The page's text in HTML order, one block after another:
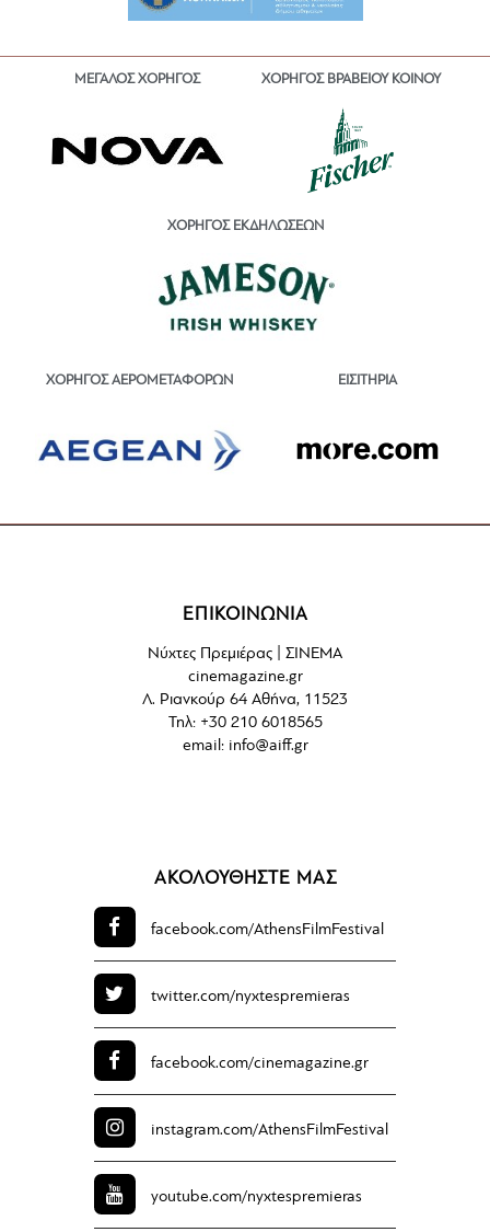
ΜΕΓΑΛΟΣ ΧΟΡΗΓΟΣ ΧΟΡΗΓΟΣ ΒΡΑΒΕΙΟΥ ΚΟΙΝΟΥ
ΧΟΡΗΓΟΣ ΕΚΔΗΛΩΣΕΩΝ
ΧΟΡΗΓΟΣ ΑΕΡΟΜΕΤΑΦΟΡΩΝ ΕΙΣΙΤΗΡΙΑ
ΕΠΙΚΟΙΝΩΝΙΑ
Νύχτες Πρεμιέρας | ΣΙΝΕΜΑ
cinemagazine.gr
Λ. Ριανκούρ 64 Αθήνα, 11523
Τηλ: +30 210 6018565
email: info@aiff.gr
ΑΚΟΛΟΥΘΗΣΤΕ ΜΑΣ
facebook.com/AthensFilmFestival
twitter.com/nyxtespremieras
facebook.com/cinemagazine.gr
instagram.com/AthensFilmFestival
youtube.com/nyxtespremieras